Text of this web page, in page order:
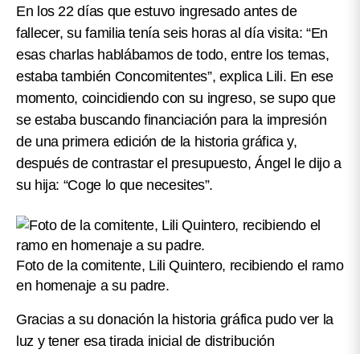
En los 22 días que estuvo ingresado antes de
fallecer, su familia tenía seis horas al día visita: “En
esas charlas hablábamos de todo, entre los temas,
estaba también Concomitentes”, explica Lili. En ese
momento, coincidiendo con su ingreso, se supo que
se estaba buscando financiación para la impresión
de una primera edición de la historia gráfica y,
después de contrastar el presupuesto, Ángel le dijo a
su hija: “Coge lo que necesites”.
Foto de la comitente, Lili Quintero, recibiendo el ramo
en homenaje a su padre.
Gracias a su donación la historia gráfica pudo ver la
luz y tener esa tirada inicial de distribución